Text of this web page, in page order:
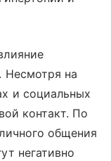
Несмотря на
и социальных
контакт. По
общения
негативно